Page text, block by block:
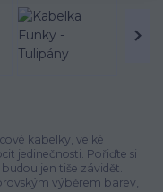
kabelky, velké
jedinečnosti. Pořiďte si
jen tiše závidět.
výběrem barev,